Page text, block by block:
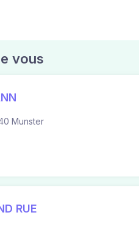
vous
Munster
RUE